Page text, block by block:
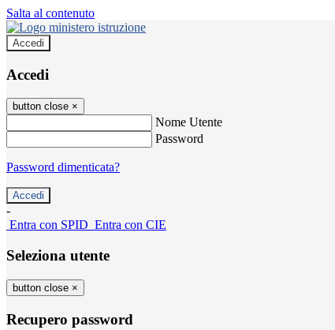
Salta al contenuto
Accedi
Accedi
button close ×
Nome Utente
Password
Password dimenticata?
-
Entra con SPID Entra con CIE
Seleziona utente
button close ×
Recupero password